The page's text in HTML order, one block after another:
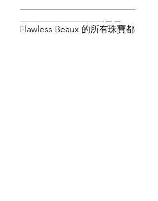
Flawless Beaux 的所有珠寶都